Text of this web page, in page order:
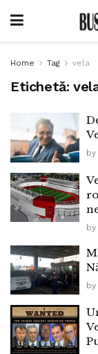
Home Tag vela
Etichetă:
by
by
by